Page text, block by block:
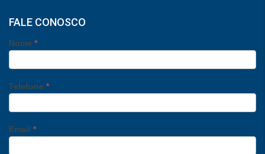
FALE CONOSCO
Nome *
Telefone *
Email *